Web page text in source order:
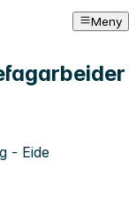
Meny
- Eide